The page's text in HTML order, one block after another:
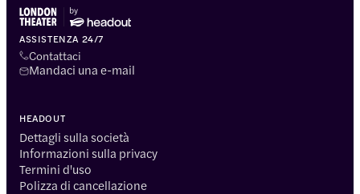
ASSISTENZA 24/7
Contattaci
Mandaci una e-mail
HEADOUT
Dettagli sulla società
Informazioni sulla privacy
Termini d'uso
Polizza di cancellazione